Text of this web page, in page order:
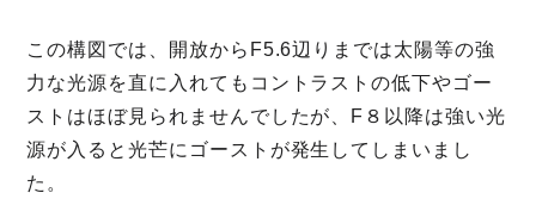
この構図では、開放からF5.6辺りまでは太陽等の強
力な光源を直に入れてもコントラストの低下やゴー
ストはほぼ見られませんでしたが、F８以降は強い光
源が入ると光芒にゴーストが発生してしまいまし
た。